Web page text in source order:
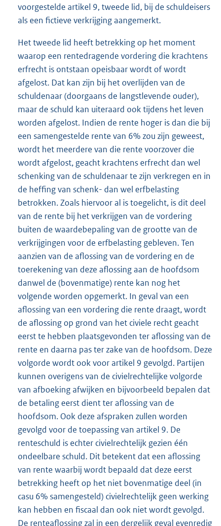
voorgestelde artikel 9, tweede lid, bij de schuldeisers
als een fictieve verkrijging aangemerkt.
Het tweede lid heeft betrekking op het moment
waarop een rentedragende vordering die krachtens
erfrecht is ontstaan opeisbaar wordt of wordt
afgelost. Dat kan zijn bij het overlijden van de
schuldenaar (doorgaans de langstlevende ouder),
maar de schuld kan uiteraard ook tijdens het leven
worden afgelost. Indien de rente hoger is dan die bij
een samengestelde rente van 6% zou zijn geweest,
wordt het meerdere van die rente voorzover die
wordt afgelost, geacht krachtens erfrecht dan wel
schenking van de schuldenaar te zijn verkregen en in
de heffing van schenk- dan wel erfbelasting
betrokken. Zoals hiervoor al is toegelicht, is dit deel
van de rente bij het verkrijgen van de vordering
buiten de waardebepaling van de grootte van de
verkrijgingen voor de erfbelasting gebleven. Ten
aanzien van de aflossing van de vordering en de
toerekening van deze aflossing aan de hoofdsom
danwel de (bovenmatige) rente kan nog het
volgende worden opgemerkt. In geval van een
aflossing van een vordering die rente draagt, wordt
de aflossing op grond van het civiele recht geacht
eerst te hebben plaatsgevonden ter aflossing van de
rente en daarna pas ter zake van de hoofdsom. Deze
volgorde wordt ook voor artikel 9 gevolgd. Partijen
kunnen overigens van de civielrechtelijke volgorde
van afboeking afwijken en bijvoorbeeld bepalen dat
de betaling eerst dient ter aflossing van de
hoofdsom. Ook deze afspraken zullen worden
gevolgd voor de toepassing van artikel 9. De
renteschuld is echter civielrechtelijk gezien één
ondeelbare schuld. Dit betekent dat een aflossing
van rente waarbij wordt bepaald dat deze eerst
betrekking heeft op het niet bovenmatige deel (in
casu 6% samengesteld) civielrechtelijk geen werking
kan hebben en fiscaal dan ook niet wordt gevolgd.
De renteaflossing zal in een dergelijk geval evenredig